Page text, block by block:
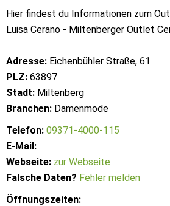
Hier findest du Informationen zum
Luisa Cerano - Miltenberger Outlet
Adresse: Eichenbühler Straße, 61
PLZ: 63897
Stadt: Miltenberg
Branchen: Damenmode
Telefon: 09371-4000-115
E-Mail:
Webseite: zur Webseite
Falsche Daten? Fehler melden
Öffnungszeiten: